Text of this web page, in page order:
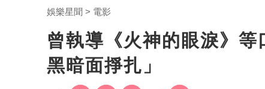
娛樂星聞 電影
曾執導《火神的眼淚》
黑暗面掙扎」